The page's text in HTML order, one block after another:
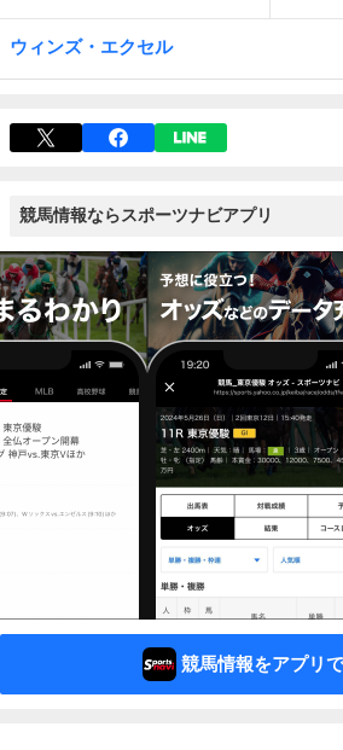
ウィンズ・エクセル
競馬情報ならスポーツナビアプリ
競馬情報をアプリ